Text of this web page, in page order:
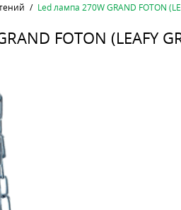
Led лампа 270W GRAND FOTON
FOTON (LEAFY